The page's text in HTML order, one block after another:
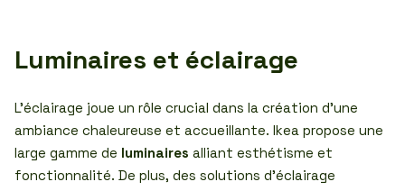
Luminaires et éclairage
L’éclairage joue un rôle crucial dans la création d’une
ambiance chaleureuse et accueillante. Ikea propose une
large gamme de luminaires alliant esthétisme et
fonctionnalité. De plus, des solutions d’éclairage